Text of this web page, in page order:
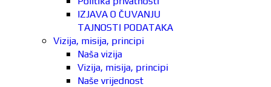
IZJAVA O ČUVANJU
TAJNOSTI PODATAKA
Vizija, misija, principi
Naša vizija
Vizija, misija, principi
Naše vrijednost